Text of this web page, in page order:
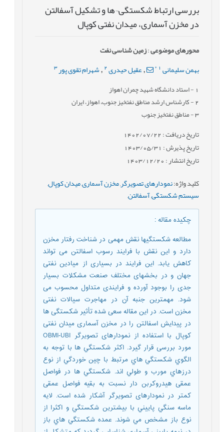
بررسی ارتباط شکستگی¬ها و تشكيل آسفالتن
در مخزن آسماری، ميدان نفتی كوپال
محورهای موضوعی:زمین شناسی نفت
بهمن سلیمانی *
,عقیل حیدری 2
, شهرام تقوی پور 3
- استاد دانشگاه شهید چمران اهواز
2- کارشناس ارشد مناطق نفتخيز جنوب، اهواز، ايران
3- مناطق نفتخیز جنوب
تاریخ دریافت : 1402/07/22
تاریخ پذیرش : 1403/05/31
تاریخ انتشار : 1403/12/20
کلید واژه:نمودارهای تصویرگر,مخزن آسماری,میدان کوپال,
سیستم شکستگی,آسفالتن,
چکیده مقاله:
مطالعه شکستگیها نقش مهمی در شناخت رفتار مخزن
دارد و این نقش با فرایند رسوب اسفالتن می تواند
کاهش یابد. این فرایند در بسیاری از میادین نفتی
جهان و در بخشهای مختلف صنعت مشکلات بسیار
جدی را بوجود آورده و فرایندی متداول محسوب می
شود. مهمترین جنبه آن در مهاجرت سیالات نفتی
مخزن است. در این مقاله سعی شده تأثیر شکستگی ها
در پیدایش اسفالتن را در مخزن آسماری میدان نفتی
کوپال با استفاده از نمودارهای تصویرگر OBMI-UBI
مورد بررسی قرار گیرد. اكثر شكستگي ها با توجه به
الگوي شكستگي هاي مرتبط با چين خوردگي از نوع
درزهاي مورب و طولي اند. شكستگي ها در فواصل
عمقی هیدروكربن دار نسبت به بقيه فواصل عمقی
كمتر در نمودارهای تصویرگر آشكار شده است. لايه
ماسه سنگي پاييني با بيشترين شكستگي و اكثرا از
نوع باز مشخص مي شوند. عمده شكستگي هاي باز